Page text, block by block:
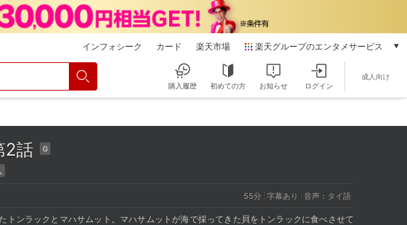
インフォシーク カード 楽天市場 楽天グループのエンタメサービス
本/ゲーム/CD/DVD
音楽配信
楽天ミュージック
動画配信
購入履歴 初めての方 お知らせ ログイン
成人向け
2話 G
55分 字幕あり 音声：タイ語
トンラックとマハサムット。マハサムットが海で採ってきた貝をトンラックに食べさせて